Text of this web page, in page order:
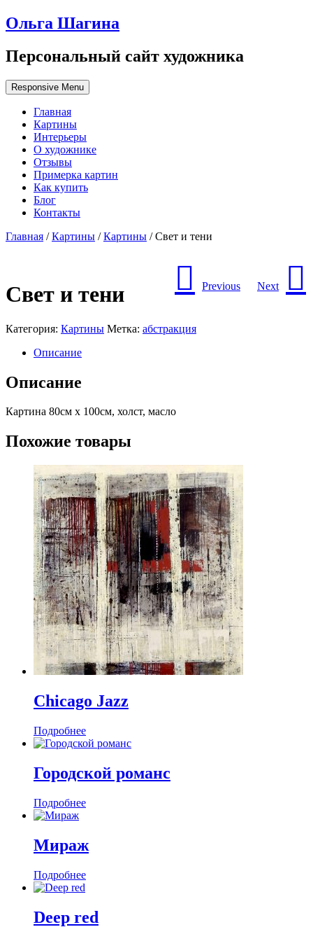
Ольга Шагина
Персональный сайт художника
Responsive Menu
Главная
Картины
Интерьеры
О художнике
Отзывы
Примерка картин
Как купить
Блог
Контакты
Главная /Картины /Картины / Свет и тени
Previous Next
Свет и тени
Категория: Картины Метка: абстракция
Описание
Описание
Картина 80см x 100см, холст, масло
Похожие товары
Chicago Jazz
Подробнее
Городской романс
Подробнее
Мираж
Подробнее
Deep red